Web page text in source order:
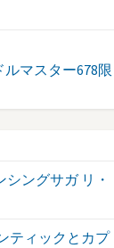
ルマスター678限
シングサガ リ・
ティックとカプ